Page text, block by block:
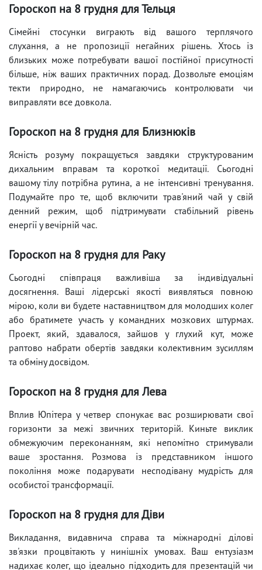
Гороскоп на 8 грудня для Тельця
Сімейні стосунки виграють від вашого терплячого
слухання, а не пропозиції негайних рішень. Хтось із
близьких може потребувати вашої постійної присутності
більше, ніж ваших практичних порад. Дозвольте емоціям
текти природно, не намагаючись контролювати чи
виправляти все довкола.
Гороскоп на 8 грудня для Близнюків
Ясність розуму покращується завдяки структурованим
дихальним вправам та короткої медитації. Сьогодні
вашому тілу потрібна рутина, а не інтенсивні тренування.
Подумайте про те, щоб включити трав'яний чай у свій
денний режим, щоб підтримувати стабільний рівень
енергії у вечірній час.
Гороскоп на 8 грудня для Раку
Сьогодні співпраця важливіша за індивідуальні
досягнення. Ваші лідерські якості виявляться повною
мірою, коли ви будете наставництвом для молодших колег
або братимете участь у командних мозкових штурмах.
Проект, який, здавалося, зайшов у глухий кут, може
раптово набрати обертів завдяки колективним зусиллям
та обміну досвідом.
Гороскоп на 8 грудня для Лева
Вплив Юпітера у четвер спонукає вас розширювати свої
горизонти за межі звичних територій. Киньте виклик
обмежуючим переконанням, які непомітно стримували
ваше зростання. Розмова із представником іншого
покоління може подарувати несподівану мудрість для
особистої трансформації.
Гороскоп на 8 грудня для Діви
Викладання, видавнича справа та міжнародні ділові
зв'язки процвітають у нинішніх умовах. Ваш ентузіазм
надихає колег, що ідеально підходить для презентацій чи